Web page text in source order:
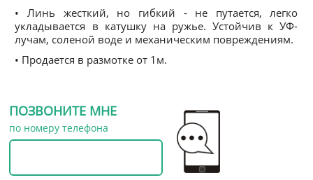
• Линь жесткий, но гибкий - не путается, легко
укладывается в катушку на ружье. Устойчив к УФ-
лучам, соленой воде и механическим повреждениям.
• Продается в размотке от 1м.
ПОЗВОНИТЕ МНЕ
по номеру телефона